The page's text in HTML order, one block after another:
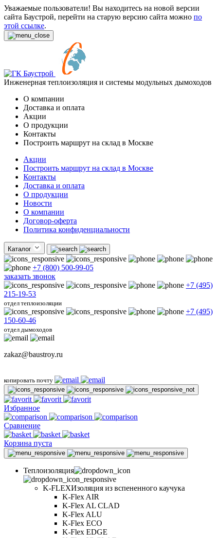
Уважаемые пользователи! Вы находитесь на новой версии
сайта Баустрой, перейти на старую версию сайта можно по
этой ссылке.
Инженерная теплоизоляция и системы модульных дымоходов
О компании
Доставка и оплата
Акции
О продукции
Контакты
Построить маршрут на склад в Москве
Акции
Построить маршрут на склад в Москве
Контакты
Доставка и оплата
О продукции
Новости
О компании
Договор-оферта
Политика конфиденциальности
Каталог
+7 (800) 500-99-05
заказать звонок
+7 (495)
215-19-53
отдел теплоизоляции
+7 (495)
150-60-46
отдел дымоходов
zakaz@baustroy.ru
копировать почту
Избранное
Сравнение
Корзина пуста
Теплоизоляция
K-FLEXИзоляция из вспененного каучука
K-Flex AIR
K-Flex AL CLAD
K-Flex ALU
K-Flex ECO
K-Flex EDGE